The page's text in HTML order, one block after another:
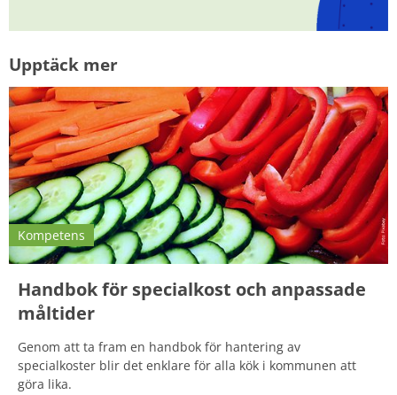
Upptäck mer
Kompetens
Handbok för specialkost och anpassade
måltider
Genom att ta fram en handbok för hantering av
specialkoster blir det enklare för alla kök i kommunen att
göra lika.